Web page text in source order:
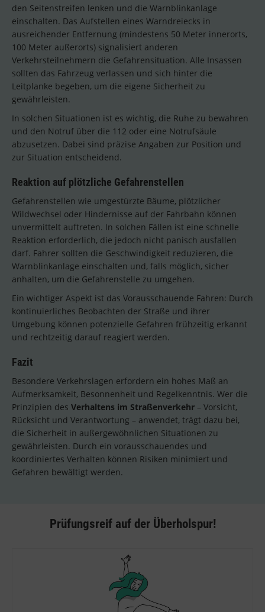
den Seitenstreifen lenken und die Warnblinkanlage
einschalten. Das Aufstellen eines Warndreiecks in
ausreichender Entfernung (mindestens 50 Meter innerorts,
100 Meter außerorts) signalisiert anderen
Verkehrsteilnehmern die Gefahrensituation. Alle Insassen
sollten das Fahrzeug verlassen und sich hinter die
Leitplanke begeben, um die eigene Sicherheit zu
gewährleisten.
In solchen Situationen ist es wichtig, die Ruhe zu bewahren
und den Notruf über die 112 oder eine Notrufsäule
abzusetzen. Dabei sind präzise Angaben zur Position und
zur Situation entscheidend.
Reaktion auf plötzliche Gefahrenstellen
Gefahrenstellen wie umgestürzte Bäume, plötzlicher
Wildwechsel oder Hindernisse auf der Fahrbahn können
unvermittelt auftreten. In solchen Fällen ist eine schnelle
Reaktion erforderlich, die jedoch nicht panisch ausfallen
darf. Fahrer sollten die Geschwindigkeit reduzieren, die
Warnblinkanlage einschalten und, falls möglich, sicher
anhalten, um die Gefahrenstelle zu umgehen.
Ein wichtiger Aspekt ist das Vorausschauende Fahren: Durch
kontinuierliches Beobachten der Straße und ihrer
Umgebung können potenzielle Gefahren frühzeitig erkannt
und rechtzeitig darauf reagiert werden.
Fazit
Besondere Verkehrslagen erfordern ein hohes Maß an
Aufmerksamkeit, Besonnenheit und Regelkenntnis. Wer die
Prinzipien des Verhaltens im Straßenverkehr – Vorsicht,
Rücksicht und Verantwortung – anwendet, trägt dazu bei,
die Sicherheit in außergewöhnlichen Situationen zu
gewährleisten. Durch ein vorausschauendes und
koordiniertes Verhalten können Risiken minimiert und
Gefahren bewältigt werden.
Prüfungsreif auf der Überholspur!